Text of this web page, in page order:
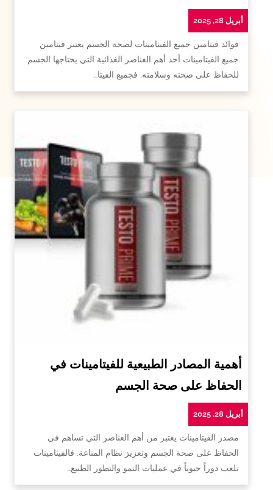
أبريل 28, 2025
فوائد فيتامين جميع الفيتامينات لصحة الجسم يعتبر فيتامين
جميع الفيتامينات أحد أهم العناصر الغذائية التي يحتاجها الجسم
للحفاظ على صحته وسلامته. فجميع الفيتا…
أهمية المصادر الطبيعية للفيتامينات في
الحفاظ على صحة الجسم
أبريل 28, 2025
مصدر الفيتامينات يعتبر من أهم العناصر التي تساهم في
الحفاظ على صحة الجسم وتعزيز نظام المناعة. فالفيتامينات
تلعب دوراً حيوياً في عمليات النمو والتطور الطبيع…